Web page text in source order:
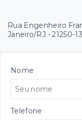
Rua Engenheiro
Janeiro/RJ - 21250-
Nome
Telefone